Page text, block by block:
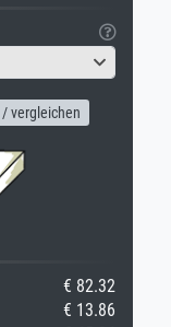
vergleichen
€ 82.32
€ 13.86